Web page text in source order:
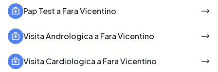
Pap Test a Fara Vicentino
Visita Andrologica a Fara Vicentino
Visita Cardiologica a Fara Vicentino